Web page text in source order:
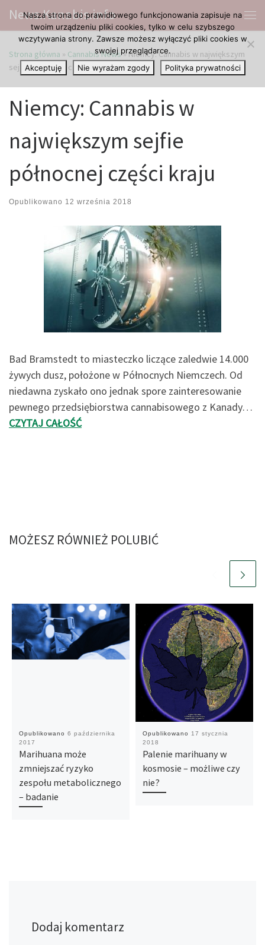
Przejdź do treści
News.Kanabis.info
Strona główna » Cannabis News »Niemcy: Cannabis w największym
sejfie północnej części kraju
Niemcy: Cannabis w
największym sejfie
północnej części kraju
Opublikowano 12 września 2018
Bad Bramstedt to miasteczko liczące zaledwie 14.000
żywych dusz, położone w Północnych Niemczech. Od
niedawna zyskało ono jednak spore zainteresowanie
pewnego przedsiębiorstwa cannabisowego z Kanady…
CZYTAJ CAŁOŚĆ
MOŻESZ RÓWNIEŻ POLUBIĆ
Opublikowano 6 października
2017
Marihuana może
zmniejszać ryzyko
zespołu metabolicznego
– badanie
Opublikowano
17 stycznia
2018
Palenie marihuany w
kosmosie – możliwe czy
nie?
Dodaj komentarz
Nasza strona do prawidłowego funkcjonowania zapisuje na
twoim urządzeniu pliki cookies, tylko w celu szybszego
wczytywania strony. Zawsze możesz wyłączyć pliki cookies w
swojej przeglądarce.
Akceptuję
Nie wyrażam zgody Polityka prywatności